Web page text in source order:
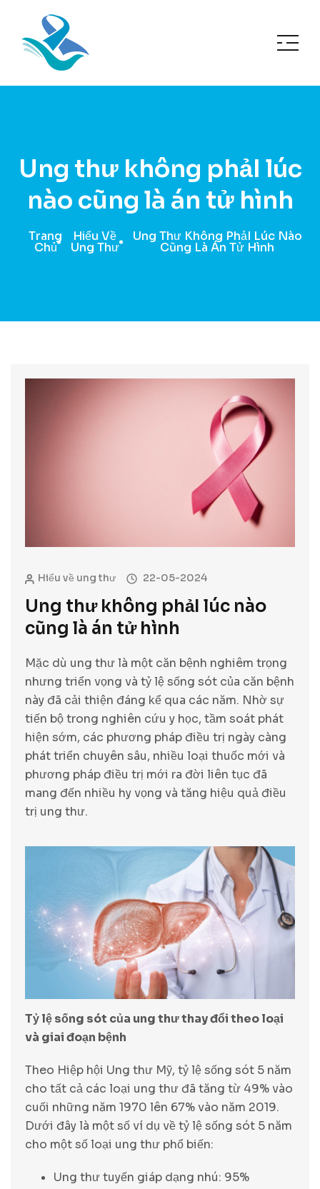
Ung thư không phảI lúc
nào cũng là án tử hình
Trang
Chủ
Hiểu Về
Ung Thư
Ung Thư Không PhảI Lúc Nào
Cũng Là Án Tử Hình
Hiểu về ung thư 22-05-2024
Ung thư không phảI lúc nào
cũng là án tử hình
Mặc dù ung thư là một căn bệnh nghiêm trọng
nhưng triển vọng và tỷ lệ sống sót của căn bệnh
này đã cải thiện đáng kể qua các năm. Nhờ sự
tiến bộ trong nghiên cứu y học, tầm soát phát
hiện sớm, các phương pháp điều trị ngày càng
phát triển chuyên sâu, nhiều loại thuốc mới và
phương pháp điều trị mới ra đời liên tục đã
mang đến nhiều hy vọng và tăng hiệu quả điều
trị ung thư.
Tỷ lệ sống sót của ung thư thay đổi theo loại
và giai đoạn bệnh
Theo Hiệp hội Ung thư Mỹ, tỷ lệ sống sót 5 năm
cho tất cả các loại ung thư đã tăng từ 49% vào
cuối những năm 1970 lên 67% vào năm 2019.
Dưới đây là một số ví dụ về tỷ lệ sống sót 5 năm
cho một số loại ung thư phổ biến:
Ung thư tuyến giáp dạng nhú: 95%